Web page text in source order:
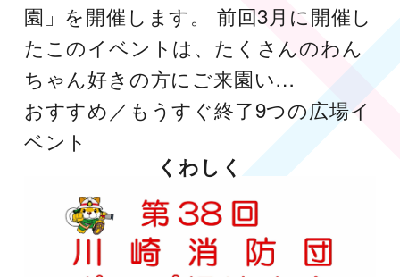
園」を開催します。 前回3月に開催し
たこのイベントは、たくさんのわん
ちゃん好きの方にご来園い…
おすすめ／もうすぐ終了9つの広場イ
ベント
くわしく